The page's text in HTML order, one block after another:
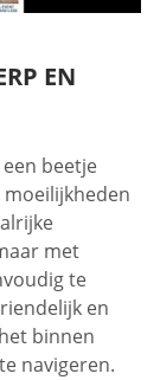
EN
beetje
met
te
en
binnen
navigeren.